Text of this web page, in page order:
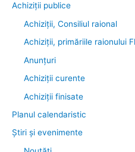
Achiziţii publice
Achiziții, Consiliul raional
Achiziții, primăriile raionului
Anunțuri
Achiziții curente
Achiziții finisate
Planul calendaristic
Știri şi evenimente